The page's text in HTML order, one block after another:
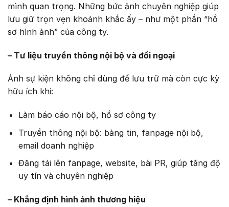
mình quan trọng. Những bức ảnh chuyên nghiệp giúp
lưu giữ trọn vẹn khoảnh khắc ấy – như một phần “hồ
sơ hình ảnh” của công ty.
– Tư liệu truyền thông nội bộ và đối ngoại
Ảnh sự kiện không chỉ dùng để lưu trữ mà còn cực kỳ
hữu ích khi:
Làm báo cáo nội bộ, hồ sơ công ty
Truyền thông nội bộ: bảng tin, fanpage nội bộ,
email doanh nghiệp
Đăng tải lên fanpage, website, bài PR, giúp tăng độ
uy tín và chuyên nghiệp
– Khẳng định hình ảnh thương hiệu